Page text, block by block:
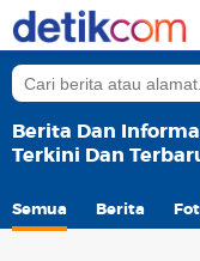
Berita Dan
Terkini Dan
Semua Berita